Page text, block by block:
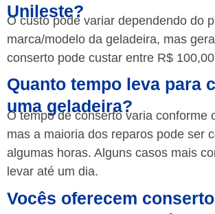
Unileste?
O custo pode variar dependendo do
marca/modelo da geladeira, mas
conserto pode custar entre R$
Quanto tempo leva para
uma geladeira?
O tempo de conserto varia conforme
mas a maioria dos reparos pode ser
algumas horas. Alguns casos mais
levar até um dia.
Vocês oferecem